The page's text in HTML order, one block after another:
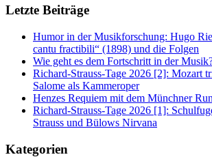
Letzte Beiträge
Humor in der Musikforschung: Hugo
cantu fractibili“ (1898) und die Folgen
Wie geht es dem Fortschritt in der
Richard-Strauss-Tage 2026 [2]: Mozart
Salome als Kammeroper
Henzes Requiem mit dem Münchner
Richard-Strauss-Tage 2026 [1]:
Strauss und Bülows Nirvana
Kategorien